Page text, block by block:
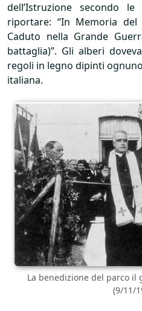
dell’Istruzione secondo
riportare: “In Memoria
Caduto nella Grande
battaglia)”. Gli alberi
regoli in legno dipinti
italiana.
La benedizione del parco
(9/11/